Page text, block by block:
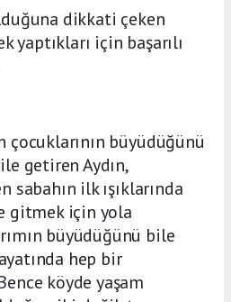
dikkati çeken
yaptıkları için başarılı
çocuklarının büyüdüğünü
getiren Aydın,
sabahın ilk ışıklarında
gitmek için yola
büyüdüğünü bile
hep bir
köyde yaşam